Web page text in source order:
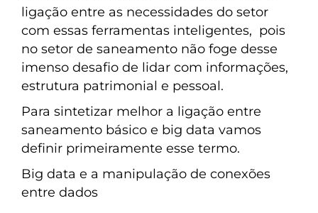
ligação entre as necessidades do setor
com essas ferramentas inteligentes, pois
no setor de saneamento não foge desse
imenso desafio de lidar com informações,
estrutura patrimonial e pessoal.
Para sintetizar melhor a ligação entre
saneamento básico e big data vamos
definir primeiramente esse termo.
Big data e a manipulação de conexões
entre dados